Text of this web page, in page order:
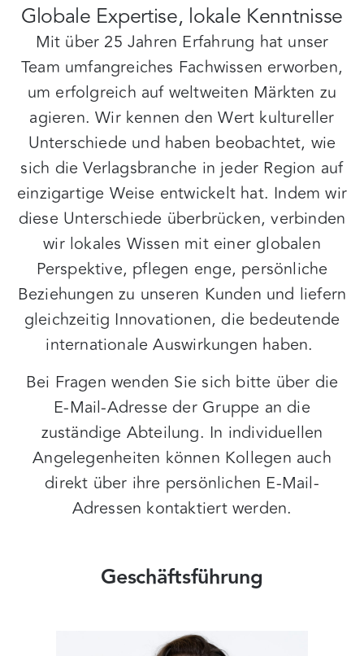
Globale Expertise, lokale Kenntnisse
Mit über 25 Jahren Erfahrung hat unser
Team umfangreiches Fachwissen erworben,
um erfolgreich auf weltweiten Märkten zu
agieren. Wir kennen den Wert kultureller
Unterschiede und haben beobachtet, wie
sich die Verlagsbranche in jeder Region auf
einzigartige Weise entwickelt hat. Indem wir
diese Unterschiede überbrücken, verbinden
wir lokales Wissen mit einer globalen
Perspektive, pflegen enge, persönliche
Beziehungen zu unseren Kunden und liefern
gleichzeitig Innovationen, die bedeutende
internationale Auswirkungen haben.
Bei Fragen wenden Sie sich bitte über die
E-Mail-Adresse der Gruppe an die
zuständige Abteilung. In individuellen
Angelegenheiten können Kollegen auch
direkt über ihre persönlichen E-Mail-
Adressen kontaktiert werden.
Geschäftsführung